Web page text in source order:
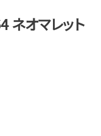
ネオマレット